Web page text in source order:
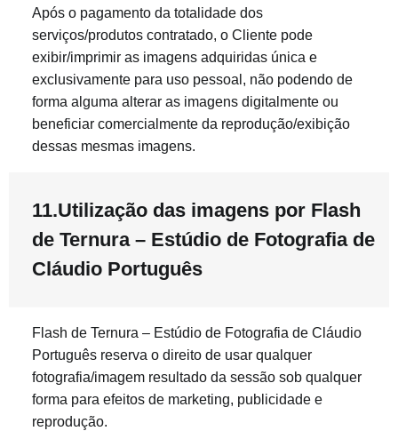
Após o pagamento da totalidade dos
serviços/produtos contratado, o Cliente pode
exibir/imprimir as imagens adquiridas única e
exclusivamente para uso pessoal, não podendo de
forma alguma alterar as imagens digitalmente ou
beneficiar comercialmente da reprodução/exibição
dessas mesmas imagens.
11.Utilização das imagens por Flash
de Ternura – Estúdio de Fotografia de
Cláudio Português
Flash de Ternura – Estúdio de Fotografia de Cláudio
Português reserva o direito de usar qualquer
fotografia/imagem resultado da sessão sob qualquer
forma para efeitos de marketing, publicidade e
reprodução.